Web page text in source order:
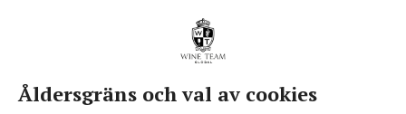
Åldersgräns och val av cookies